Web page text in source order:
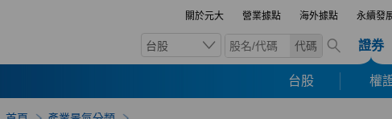
關於元大 營業據點 海外據點 永續發
台股 代碼 證券
台股 權